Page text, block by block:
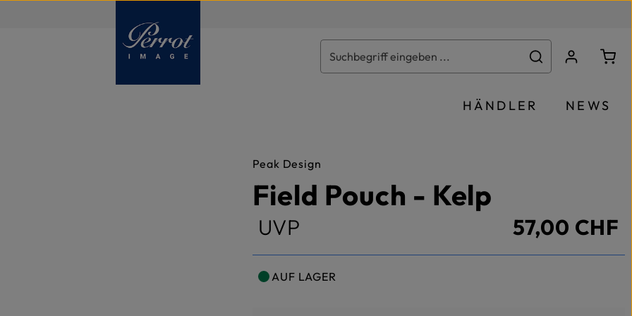
HÄNDLER NEWS
Peak Design
Field Pouch - Kelp
UVP 57,00 CHF
AUF LAGER